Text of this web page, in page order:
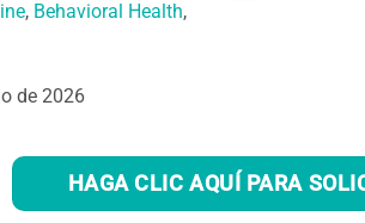
, Behavioral Health,
de 2026
HAGA CLIC AQUÍ PARA